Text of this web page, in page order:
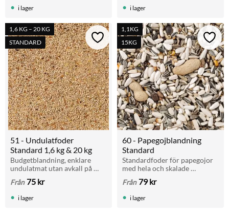
i lager i lager
51 - Undulatfoder
Standard 1,6 kg & 20 kg
Budgetblandning, enklare
undulatmat utan avkall på
Från 75 kr
1,6 KG – 20 KG
STANDARD
Lägg till i favoriter
i lager
60 - Papegojblandning
Standard
Standardfoder för papegojor
med hela och skalade
energi till vardags.
Från 79kr
1,1KG
15KG
Lägg
i lager